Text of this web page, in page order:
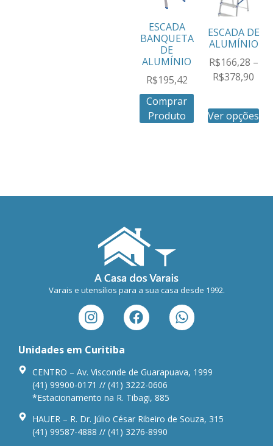
ESCADA
BANQUETA
DE
ALUMÍNIO
R$195,42
Comprar
Produto
ESCADA DE
ALUMÍNIO
R$166,28 –
R$378,90
Ver opções
Varais e utensílios para a sua casa desde 1992.
Unidades em Curitiba
CENTRO – Av. Visconde de Guarapuava, 1999
(41) 99900-0171 // (41) 3222-0606
*Estacionamento na R. Tibagi, 885
HAUER – R. Dr. Júlio César Ribeiro de Souza, 315
(41) 99587-4888 // (41) 3276-8990